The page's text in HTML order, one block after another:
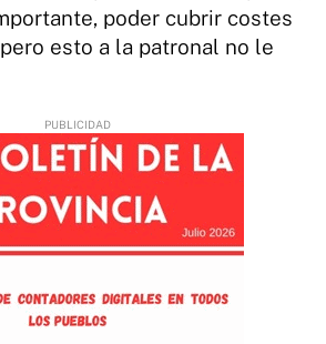
poder cubrir costes
esto a la patronal no le